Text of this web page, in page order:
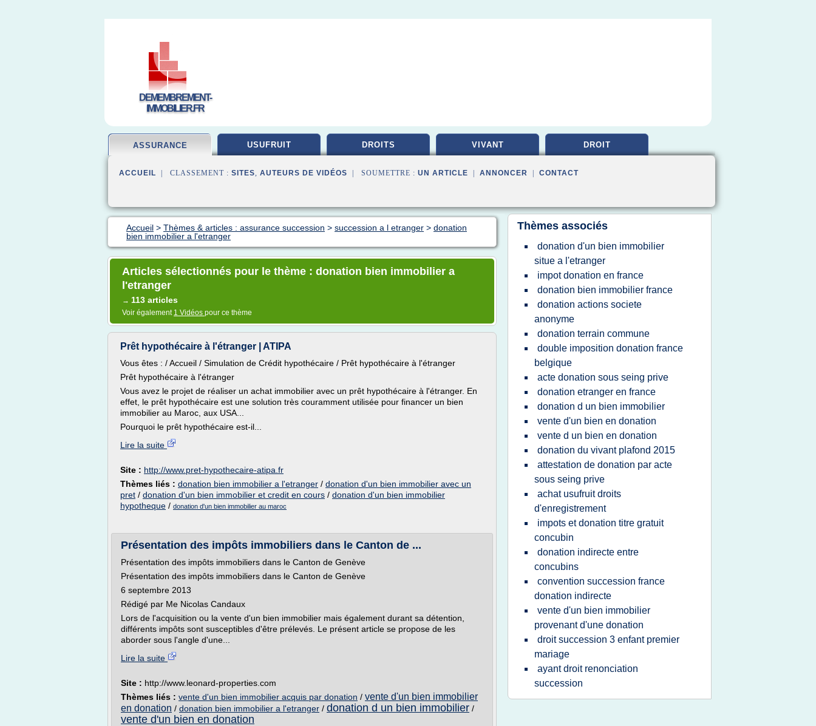
DEMEMBREMENT-
IMMOBILIER.FR
ASSURANCE USUFRUIT DROITS VIVANT DROIT
ACCUEIL | CLASSEMENT : SITES, AUTEURS DE VIDÉOS | SOUMETTRE : UN ARTICLE ANNONCER CONTACT
Accueil > Thèmes & articles : assurance succession > succession a l etranger > donation
bien immobilier a l'etranger
Articles sélectionnés pour le thème : donation bien immobilier a
l'etranger
→ 113 articles
Voir également 1 Vidéos pour ce thème
Prêt hypothécaire à l'étranger | ATIPA
Vous êtes : / Accueil / Simulation de Crédit hypothécaire / Prêt hypothécaire à l'étranger
Prêt hypothécaire à l'étranger
Vous avez le projet de réaliser un achat immobilier avec un prêt hypothécaire à l'étranger. En
effet, le prêt hypothécaire est une solution très couramment utilisée pour financer un bien
immobilier au Maroc, aux USA...
Pourquoi le prêt hypothécaire est-il...
Lire la suite
Site : http://www.pret-hypothecaire-atipa.fr
Thèmes liés : donation bien immobilier a l'etranger / donation d'un bien immobilier avec un
pret / donation d'un bien immobilier et credit en cours / donation d'un bien immobilier
hypotheque / donation d'un bien immobilier au maroc
Présentation des impôts immobiliers dans le Canton de ...
Présentation des impôts immobiliers dans le Canton de Genève
Présentation des impôts immobiliers dans le Canton de Genève
6 septembre 2013
Rédigé par Me Nicolas Candaux
Lors de l'acquisition ou la vente d'un bien immobilier mais également durant sa détention,
différents impôts sont susceptibles d'être prélevés. Le présent article se propose de les
aborder sous l'angle d'une...
Lire la suite
Site : http://www.leonard-properties.com
Thèmes liés : vente d'un bien immobilier acquis par donation / vente d'un bien immobilier
en donation / donation bien immobilier a l'etranger / donation d un bien immobilier /
vente d'un bien en donation
Thèmes associés
donation d'un bien immobilier
situe a l'etranger
impot donation en france
donation bien immobilier france
donation actions societe
anonyme
donation terrain commune
double imposition donation france
belgique
acte donation sous seing prive
donation etranger en france
donation d un bien immobilier
vente d'un bien en donation
vente d un bien en donation
donation du vivant plafond 2015
attestation de donation par acte
sous seing prive
achat usufruit droits
d'enregistrement
impots et donation titre gratuit
concubin
donation indirecte entre
concubins
convention succession france
donation indirecte
vente d'un bien immobilier
provenant d'une donation
droit succession 3 enfant premier
mariage
ayant droit renonciation
succession